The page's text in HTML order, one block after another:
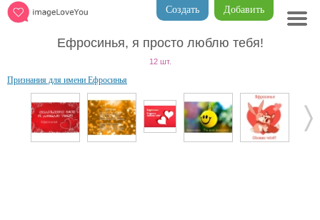
Добавить
Создать
Ефросинья, я просто люблю тебя!
12 шт.
Признания для имени Ефросинья